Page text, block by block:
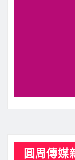
圓周傳媒